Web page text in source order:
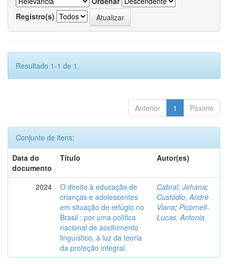
Registro(s)
Resultado 1-1 de 1.
Anterior 1 Póximo
Conjunto de itens:
Data do
documento
Título Autor(es)
2024
O direito à educação de
crianças e adolescentes
em situação de refúgio no
Brasil : por uma política
nacional de acolhimento
linguístico, à luz da teoria
da proteção integral.
Cabral, Johana;
Custódio, André
Viana; Picornell-
Lucas, Antonia